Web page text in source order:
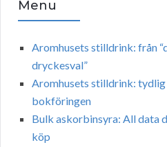
Menu
Aromhusets stilldrink: från
dryckesval”
Aromhusets stilldrink:
bokföringen
Bulk askorbinsyra: All data
köp